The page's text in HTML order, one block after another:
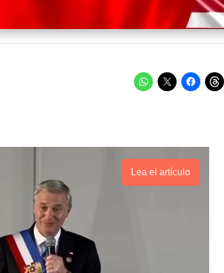
Lea el artículo